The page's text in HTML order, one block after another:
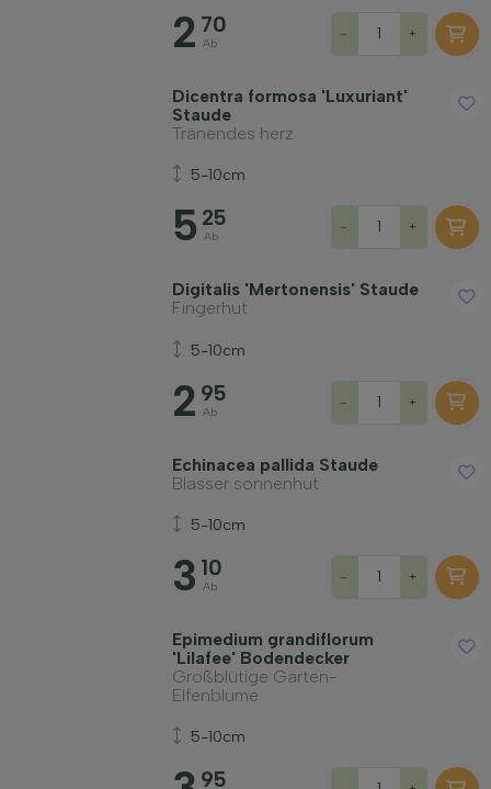
2 70
Ab
- +
Dicentra formosa 'Luxuriant'
Staude
Tränendes herz
5-10cm
5 25
Ab
- +
Digitalis 'Mertonensis' Staude
Fingerhut
5-10cm
2 95
Ab
- +
Echinacea pallida Staude
Blasser sonnenhut
5-10cm
3 10
Ab
- +
Epimedium grandiflorum
'Lilafee' Bodendecker
Großblütige Garten-
Elfenblume
5-10cm
95